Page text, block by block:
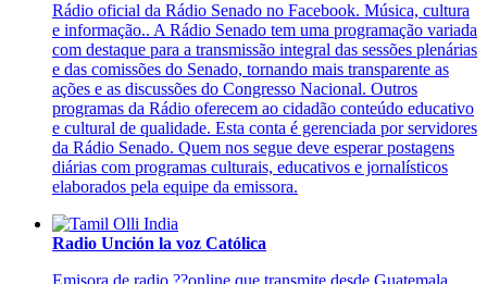
Rádio oficial da Rádio Senado no Facebook. Música, cultura
e informação.. A Rádio Senado tem uma programação variada
com destaque para a transmissão integral das sessões plenárias
e das comissões do Senado, tornando mais transparente as
ações e as discussões do Congresso Nacional. Outros
programas da Rádio oferecem ao cidadão conteúdo educativo
e cultural de qualidade. Esta conta é gerenciada por servidores
da Rádio Senado. Quem nos segue deve esperar postagens
diárias com programas culturais, educativos e jornalísticos
elaborados pela equipe da emissora.
Radio Unción la voz Católica